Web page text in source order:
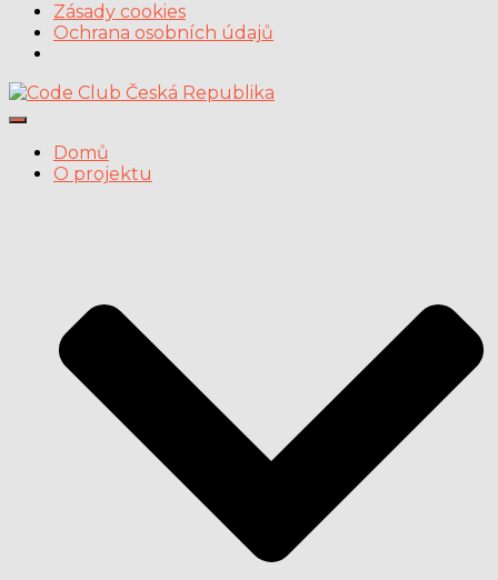
Zásady cookies
Ochrana osobních údajů
Přepnout navigaci
Domů
O projektu